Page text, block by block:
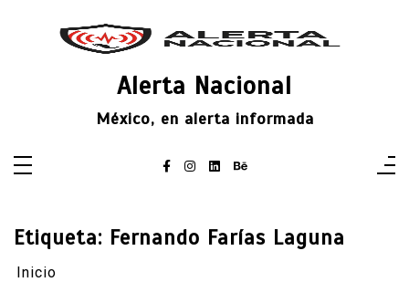
Alerta Nacional
México, en alerta informada
Etiqueta: Fernando Farías Laguna
Inicio